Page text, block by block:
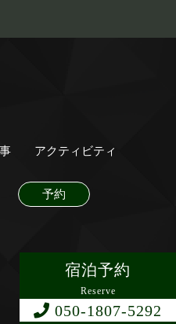
宿泊予約
Reserve
050-1807-5292
アクティビティ
予約